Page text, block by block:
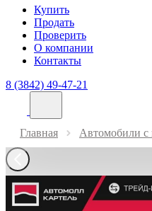
Купить
Продать
Проверить
О компании
Контакты
8 (3842) 49-47-21
Главная Автомобили с